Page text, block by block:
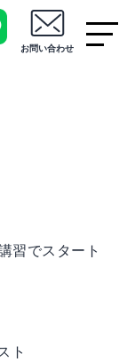
お問い合わせ
習でスタート
ト